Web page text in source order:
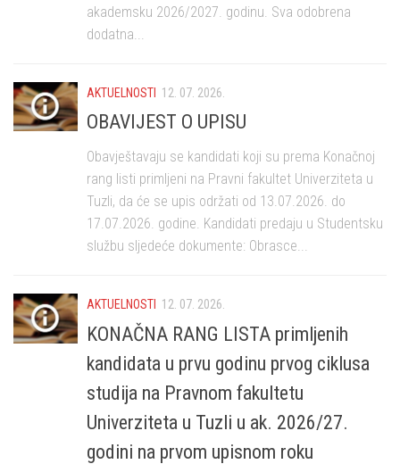
akademsku 2026/2027. godinu. Sva odobrena
dodatna...
AKTUELNOSTI 12. 07. 2026.
OBAVIJEST O UPISU
Obavještavaju se kandidati koji su prema Konačnoj
rang listi primljeni na Pravni fakultet Univerziteta u
Tuzli, da će se upis održati od 13.07.2026. do
17.07.2026. godine. Kandidati predaju u Studentsku
službu sljedeće dokumente: Obrasce...
AKTUELNOSTI 12. 07. 2026.
KONAČNA RANG LISTA primljenih
kandidata u prvu godinu prvog ciklusa
studija na Pravnom fakultetu
Univerziteta u Tuzli u ak. 2026/27.
godini na prvom upisnom roku